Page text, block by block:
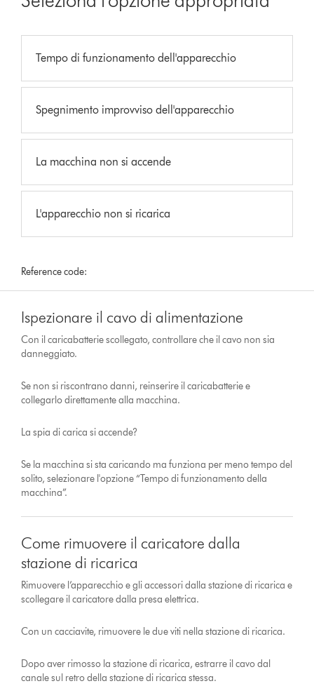
Tempo di funzionamento dell'apparecchio
Spegnimento improvviso dell'apparecchio
La macchina non si accende
L'apparecchio non si ricarica
Reference code:
Ispezionare il cavo di alimentazione
Con il caricabatterie scollegato, controllare che il cavo non sia
danneggiato.
Se non si riscontrano danni, reinserire il caricabatterie e
collegarlo direttamente alla macchina.
La spia di carica si accende?
Se la macchina si sta caricando ma funziona per meno tempo del
solito, selezionare l'opzione “Tempo di funzionamento della
macchina”.
Come rimuovere il caricatore dalla
stazione di ricarica
Rimuovere l’apparecchio e gli accessori dalla stazione di ricarica e
scollegare il caricatore dalla presa elettrica.
Con un cacciavite, rimuovere le due viti nella stazione di ricarica.
Dopo aver rimosso la stazione di ricarica, estrarre il cavo dal
canale sul retro della stazione di ricarica stessa.